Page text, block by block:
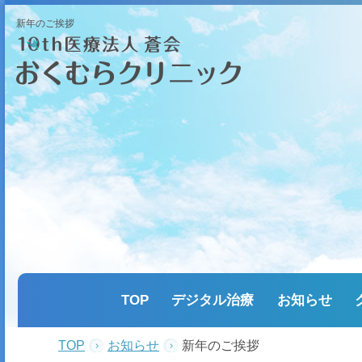
新年のご挨拶
TOP デジタル治療 お知らせ
TOP お知らせ 新年のご挨拶